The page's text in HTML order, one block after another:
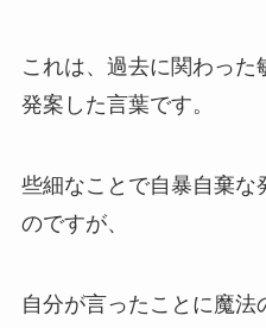
これは、過去に関わっ
発案した言葉です。
些細なことで自暴自棄な
のですが、
自分が言ったことに魔法